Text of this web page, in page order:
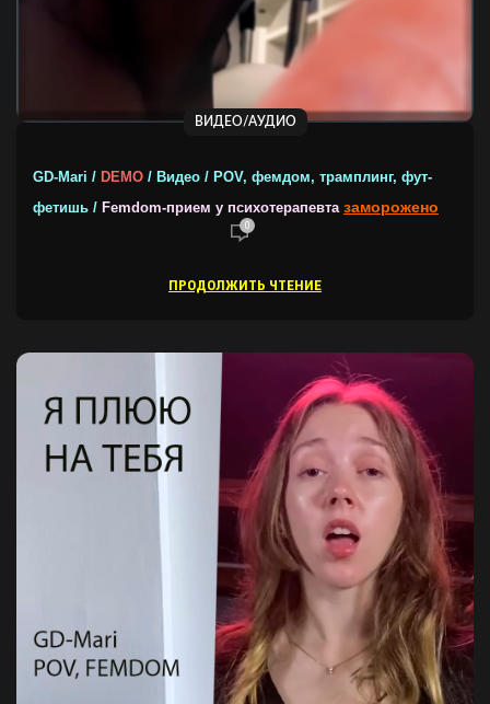
ВИДЕО/АУДИО
GD-Mari / DEMO / Видео / POV, фемдом, трамплинг, фут-
фетишь / Femdom-прием у психотерапевта заморожено
0
ПРОДОЛЖИТЬ ЧТЕНИЕ